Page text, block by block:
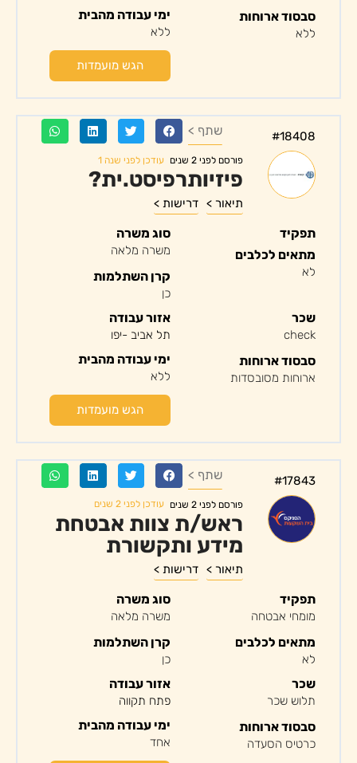
סבסוד ארוחות
ללא
ימי עבודה מהבית
ללא
הגש מועמדות
#18408 שתף >
פורסם לפני 2 שנים עודכן לפני שנה 1
פיזיותרפיסט.ית?
תיאור > דרישות >
תפקיד
מתאים לכלבים
לא
סוג משרה
משרה מלאה
קרן השתלמות
כן
שכר
check
סבסוד ארוחות
ארוחות מסובסדות
אזור עבודה
תל אביב -יפו
ימי עבודה מהבית
ללא
הגש מועמדות
#17843 שתף >
פורסם לפני 2 שנים עודכן לפני 2 שנים
ראש/ת צוות אבטחת
מידע ותקשורת
תיאור > דרישות >
תפקיד
מומחי אבטחה
מתאים לכלבים
לא
סוג משרה
משרה מלאה
קרן השתלמות
כן
שכר
תלוש שכר
סבסוד ארוחות
כרטיס הסעדה
אזור עבודה
פתח תקווה
ימי עבודה מהבית
אחד